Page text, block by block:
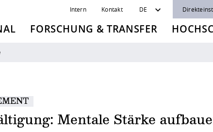
Intern Kontakt DE
FORSCHUNG & TRANSFER
Mentale Stärke